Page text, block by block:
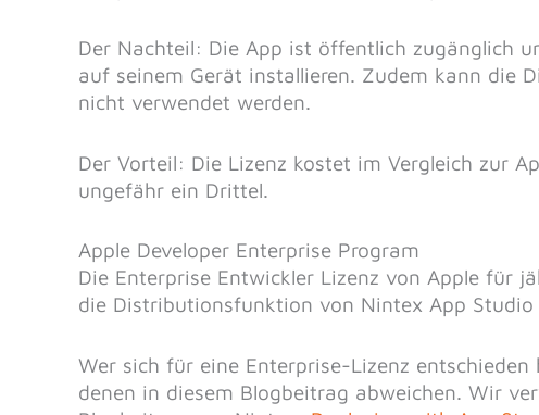
Der Nachteil: Die App ist öffentlich zugänglich
auf seinem Gerät installieren. Zudem kann die
nicht verwendet werden.
Der Vorteil: Die Lizenz kostet im Vergleich zur
ungefähr ein Drittel.
Apple Developer Enterprise Program
Die Enterprise Entwickler Lizenz von Apple für
die Distributionsfunktion von Nintex App Studio
Wer sich für eine Enterprise-Lizenz
denen in diesem Blogbeitrag abweichen. Wir